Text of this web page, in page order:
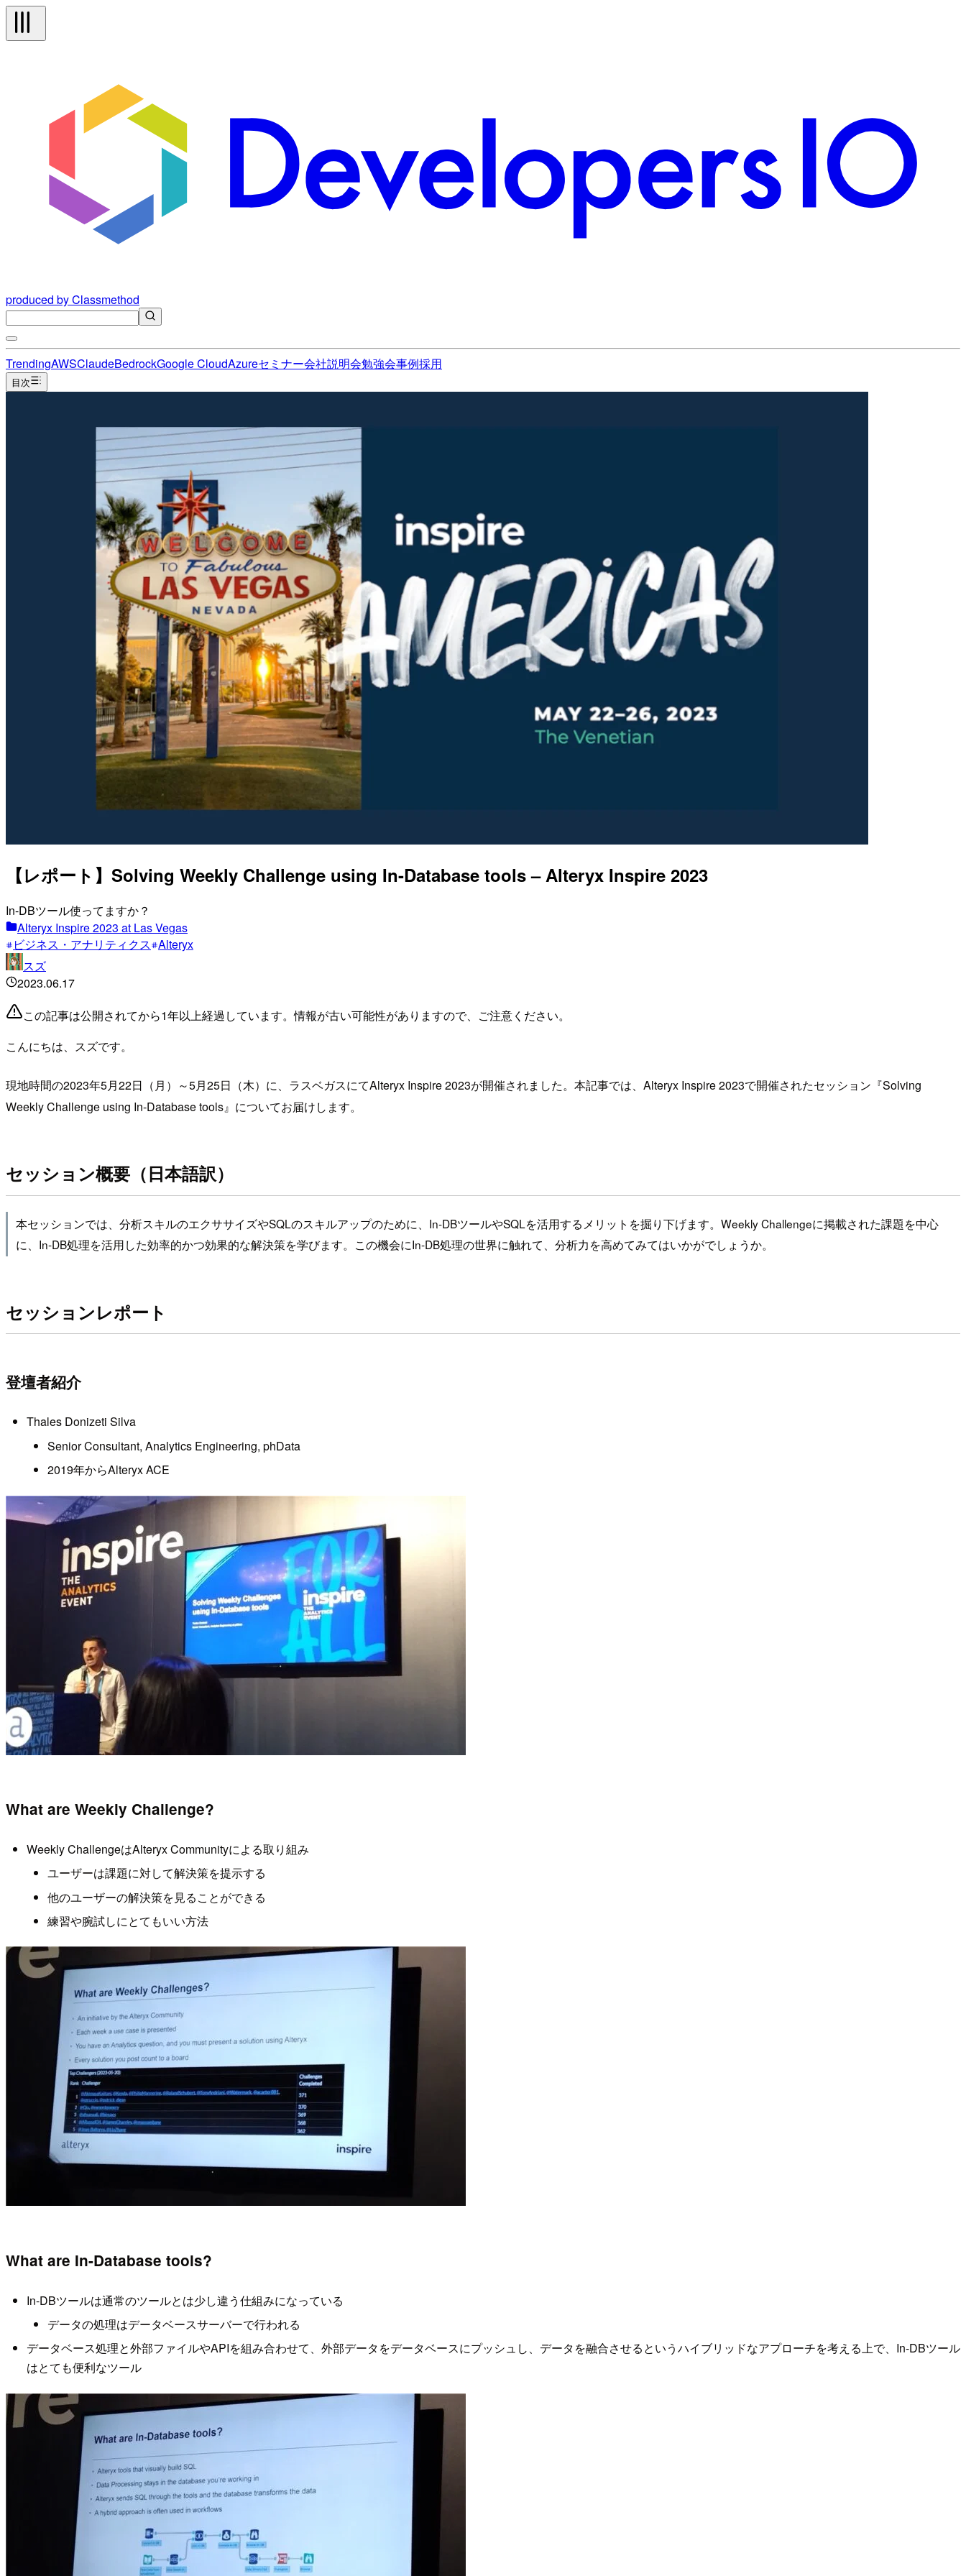
produced by Classmethod
TrendingAWSClaudeBedrockGoogle CloudAzureセミナー会社説明会勉強会事例採用
目次
【レポート】Solving Weekly Challenge using In-Database tools – Alteryx Inspire 2023
In-DBツール使ってますか？
Alteryx Inspire 2023 at Las Vegas
ビジネス・アナリティクス Alteryx
スズ
2023.06.17
この記事は公開されてから1年以上経過しています。情報が古い可能性がありますので、ご注意ください。
こんにちは、スズです。
現地時間の2023年5月22日（月）～5月25日（木）に、ラスベガスにてAlteryx Inspire 2023が開催されました。本記事では、Alteryx Inspire 2023で開催されたセッション『Solving
Weekly Challenge using In-Database tools』についてお届けします。
セッション概要（日本語訳）
本セッションでは、分析スキルのエクササイズやSQLのスキルアップのために、In-DBツールやSQLを活用するメリットを掘り下げます。Weekly Challengeに掲載された課題を中心
に、In-DB処理を活用した効率的かつ効果的な解決策を学びます。この機会にIn-DB処理の世界に触れて、分析力を高めてみてはいかがでしょうか。
セッションレポート
登壇者紹介
Thales Donizeti Silva
Senior Consultant, Analytics Engineering, phData
2019年からAlteryx ACE
What are Weekly Challenge?
Weekly ChallengeはAlteryx Communityによる取り組み
ユーザーは課題に対して解決策を提示する
他のユーザーの解決策を見ることができる
練習や腕試しにとてもいい方法
What are In-Database tools?
In-DBツールは通常のツールとは少し違う仕組みになっている
データの処理はデータベースサーバーで行われる
データベース処理と外部ファイルやAPIを組み合わせて、外部データをデータベースにプッシュし、データを融合させるというハイブリッドなアプローチを考える上で、In-DBツール
はとても便利なツール